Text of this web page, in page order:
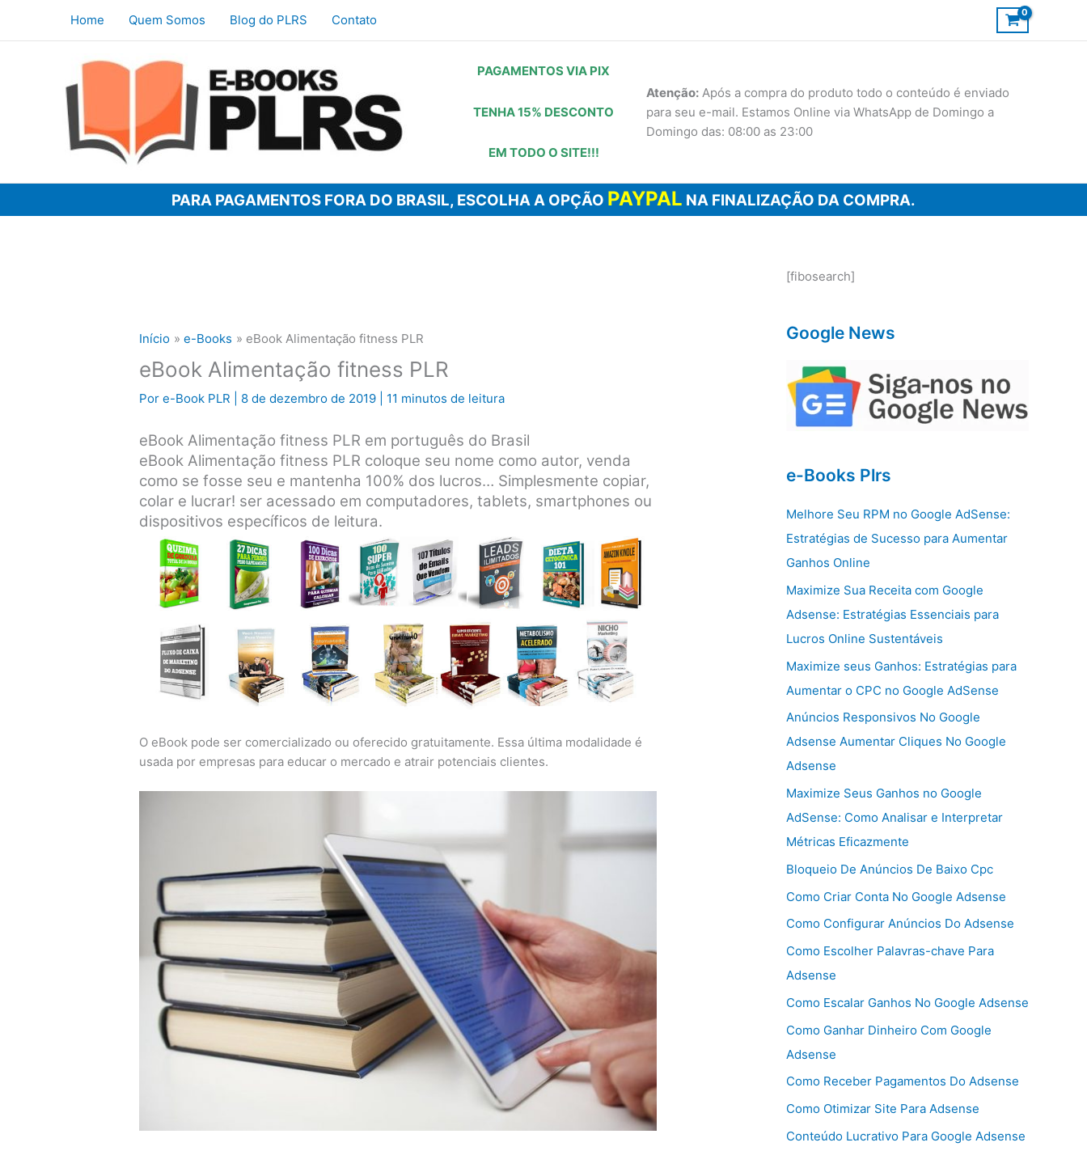
Home Quem Somos Blog do PLRS Contato
PAGAMENTOS VIA PIX
TENHA 15% DESCONTO
EM TODO O SITE!!!
Atenção: Após a compra do produto todo o conteúdo é enviado
para seu e-mail. Estamos Online via WhatsApp de Domingo a
Domingo das: 08:00 as 23:00
PARA PAGAMENTOS FORA DO BRASIL, ESCOLHA A OPÇÃO PAYPAL NA FINALIZAÇÃO DA COMPRA.
Início e-Books eBook Alimentação fitness PLR
eBook Alimentação fitness PLR
Pore-Book PLR 8 de dezembro de 2019 11 minutos de leitura
eBook Alimentação fitness PLR em português do Brasil
eBook Alimentação fitness PLR coloque seu nome como autor, venda
como se fosse seu e mantenha 100% dos lucros… Simplesmente copiar,
colar e lucrar! ser acessado em computadores, tablets, smartphones ou
dispositivos específicos de leitura.
O eBook pode ser comercializado ou oferecido gratuitamente. Essa última modalidade é
usada por empresas para educar o mercado e atrair potenciais clientes.
[fibosearch]
Google News
e-Books Plrs
Melhore Seu RPM no Google AdSense:
Estratégias de Sucesso para Aumentar
Ganhos Online
Maximize Sua Receita com Google
Adsense: Estratégias Essenciais para
Lucros Online Sustentáveis
Maximize seus Ganhos: Estratégias para
Aumentar o CPC no Google AdSense
Anúncios Responsivos No Google
Adsense Aumentar Cliques No Google
Adsense
Maximize Seus Ganhos no Google
AdSense: Como Analisar e Interpretar
Métricas Eficazmente
Bloqueio De Anúncios De Baixo Cpc
Como Criar Conta No Google Adsense
Como Configurar Anúncios Do Adsense
Como Escolher Palavras-chave Para
Adsense
Como Escalar Ganhos No Google Adsense
Como Ganhar Dinheiro Com Google
Adsense
Como Receber Pagamentos Do Adsense
Como Otimizar Site Para Adsense
Conteúdo Lucrativo Para Google Adsense